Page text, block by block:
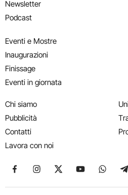
Newsletter
Podcast
Eventi e Mostre
Inaugurazioni
Finissage
Eventi in giornata
Chi siamo
Pubblicità
Contatti
Lavora con noi
Seguici su Facebook
Seguici su Instagram
Seguici su X
Seguici su